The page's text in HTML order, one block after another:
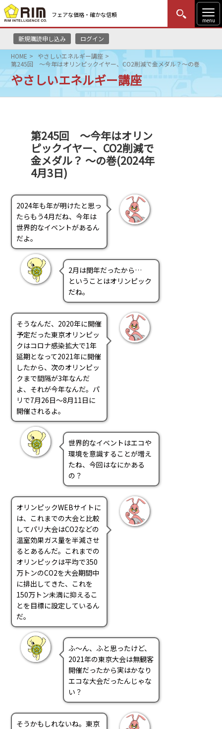
フェアな価格・確かな信頼
menu
新規購読申し込み ログイン
MENU
更新 はじめての方
HOME
マーケットニュース
メソドロジー
研修・セミナー
コンサルティング
PRA原則
Q & A
会社概要
お問い合わせ
採用情報
瑞姆亜太能源諮問(北京)
Rim Energy Media(韓国語)
HOME
やさしいエネルギー講座
第245回 ～今年はオリンピックイヤー、CO2削減で金メダル？～の巻
やさしいエネルギー講座
第245回 ～今年はオリン
ピックイヤー、CO2削減で
金メダル？ ～の巻(2024年
4月3日)
2024年も年が明けたと思っ
たらもう4月だね、今年は
世界的なイベントがあるん
だよ。
2月は閏年だったから…
ということはオリンピック
だね。
そうなんだ、2020年に開催
予定だった東京オリンピッ
クはコロナ感染拡大で1年
延期となって2021年に開催
したから、次のオリンピッ
クまで間隔が3年なんだ
よ、それが今年なんだ。パ
リで7月26日～8月11日に
開催されるよ。
世界的なイベントはエコや
環境を意識することが増え
たね、今回はなにかある
の？
オリンピックWEBサイトに
は、これまでの大会と比較
してパリ大会はCO2などの
温室効果ガス量を半減させ
るとあるんだ。これまでの
オリンピックは平均で350
万トンのCO2を大会期間中
に排出してきた、これを
150万トン未満に抑えるこ
とを目標に設定しているん
だ。
ふ～ん、ふと思ったけど、
2021年の東京大会は無観客
開催だったから実はかなり
エコな大会だったんじゃな
い？
そうかもしれないね。東京